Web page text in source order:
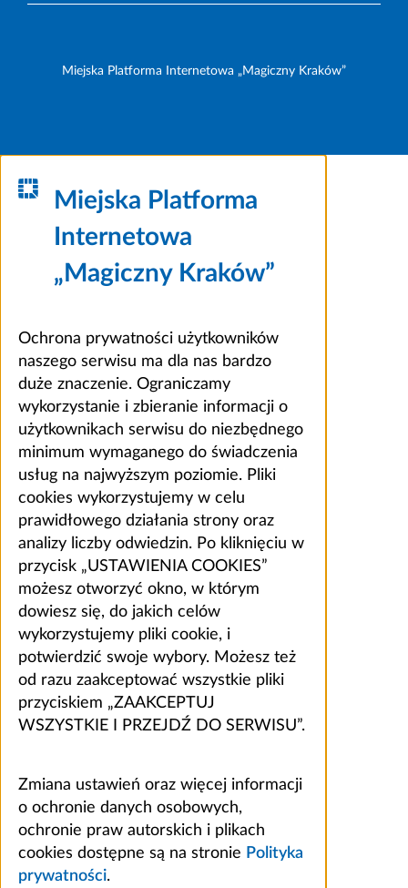
Miejska Platforma Internetowa „Magiczny Kraków”
Miejska Platforma
Internetowa
„Magiczny Kraków”
Ochrona prywatności użytkowników
naszego serwisu ma dla nas bardzo
duże znaczenie. Ograniczamy
wykorzystanie i zbieranie informacji o
użytkownikach serwisu do niezbędnego
minimum wymaganego do świadczenia
usług na najwyższym poziomie. Pliki
cookies wykorzystujemy w celu
prawidłowego działania strony oraz
analizy liczby odwiedzin. Po kliknięciu w
przycisk „USTAWIENIA COOKIES”
możesz otworzyć okno, w którym
dowiesz się, do jakich celów
wykorzystujemy pliki cookie, i
potwierdzić swoje wybory. Możesz też
od razu zaakceptować wszystkie pliki
przyciskiem „ZAAKCEPTUJ
WSZYSTKIE I PRZEJDŹ DO SERWISU”.
Zmiana ustawień oraz więcej informacji
o ochronie danych osobowych,
ochronie praw autorskich i plikach
cookies dostępne są na stronie Polityka
prywatności.